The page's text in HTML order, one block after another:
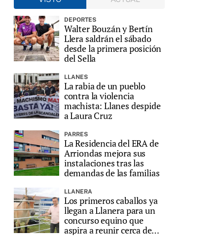
DEPORTES
Walter Bouzán y Bertín
Llera saldrán el sábado
desde la primera posición
del Sella
LLANES
La rabia de un pueblo
contra la violencia
machista: Llanes despide
a Laura Cruz
PARRES
La Residencia del ERA de
Arriondas mejora sus
instalaciones tras las
demandas de las familias
LLANERA
Los primeros caballos ya
llegan a Llanera para un
concurso equino que
aspira a reunir cerca de